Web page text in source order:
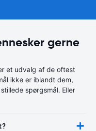
gerne
et udvalg af de oftest
ikke er iblandt dem,
spørgsmål. Eller